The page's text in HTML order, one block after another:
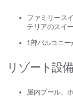
ファミリース
テリアのスイ
1部バルコニー
リゾート設備
屋内プール、